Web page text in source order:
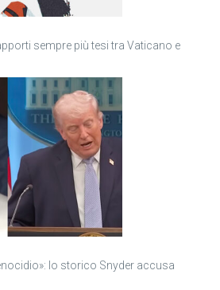
sempre più tesi tra Vaticano e
lo storico Snyder accusa